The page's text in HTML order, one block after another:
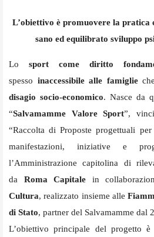
L’obiettivo è promuovere la
sano ed equilibrato sviluppo
Lo sport come diritto
spesso inaccessibile alle famiglie
disagio socio-economico. Nasce da
“Salvamamme Valore Sport”,
“Raccolta di Proposte progettuali
manifestazioni, iniziative e
l’Amministrazione capitolina di
da Roma Capitale in
Cultura, realizzato insieme alle
di Stato, partner del Salvamamme dal
L’obiettivo principale del progetto